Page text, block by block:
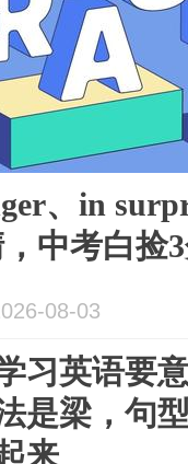
、in
中考白捡
08-03
习英语要
是梁，句
来